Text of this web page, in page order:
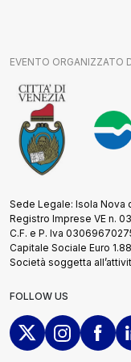
EVENTO ORGANIZZATO
Sede Legale: Isola Nova
Registro Imprese VE n.
C.F. e P. Iva
Capitale Sociale Euro
Società soggetta
FOLLOW US